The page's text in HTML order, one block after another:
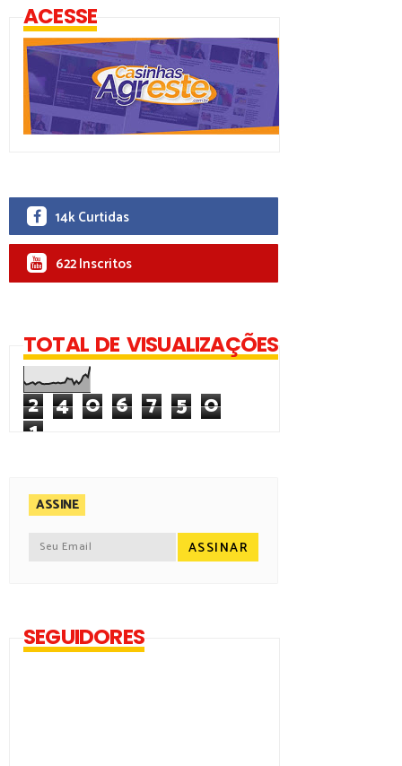
ACESSE
14k Curtidas
622 Inscritos
TOTAL DE VISUALIZAÇÕES
2 4 0 6 7 5 0
1
ASSINE
SEGUIDORES